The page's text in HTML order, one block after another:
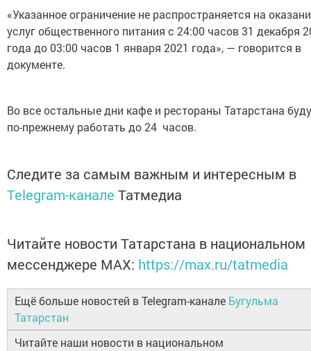
«Указанное ограничение не распространяется на
услуг общественного питания с 24:00 часов 31 декабря
года до 03:00 часов 1 января 2021 года», — говорится в
документе.
Во все остальные дни кафе и рестораны Татарстана
по-прежнему работать до 24 часов.
Следите за самым важным и интересным в
Telegram-канале Татмедиа
Читайте новости Татарстана в национальном
мессенджере MАХ: https://max.ru/tatmedia
Ещё больше новостей в Telegram-канале Бугульма
Татарстан
Читайте наши новости в национальном